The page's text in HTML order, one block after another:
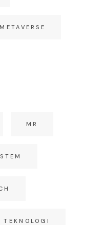
METAVERSE
MR
TEKNOLOGI